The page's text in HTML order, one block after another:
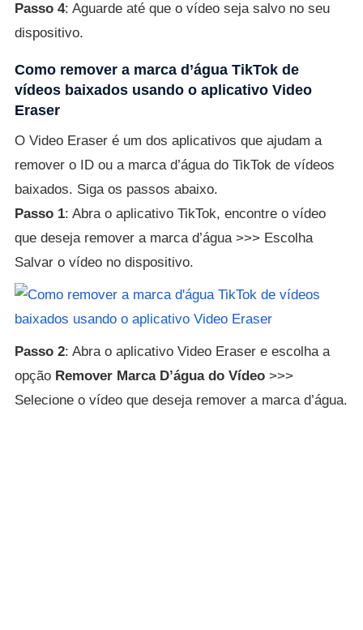
Passo 4: Aguarde até que o vídeo seja salvo no seu
dispositivo.
Como remover a marca d’água TikTok de
vídeos baixados usando o aplicativo Video
Eraser
O Video Eraser é um dos aplicativos que ajudam a
remover o ID ou a marca d’água do TikTok de vídeos
baixados. Siga os passos abaixo.
Passo 1: Abra o aplicativo TikTok, encontre o vídeo
que deseja remover a marca d’água >>> Escolha
Salvar o vídeo no dispositivo.
Passo 2: Abra o aplicativo Video Eraser e escolha a
opção Remover Marca D’água do Vídeo >>>
Selecione o vídeo que deseja remover a marca d’água.